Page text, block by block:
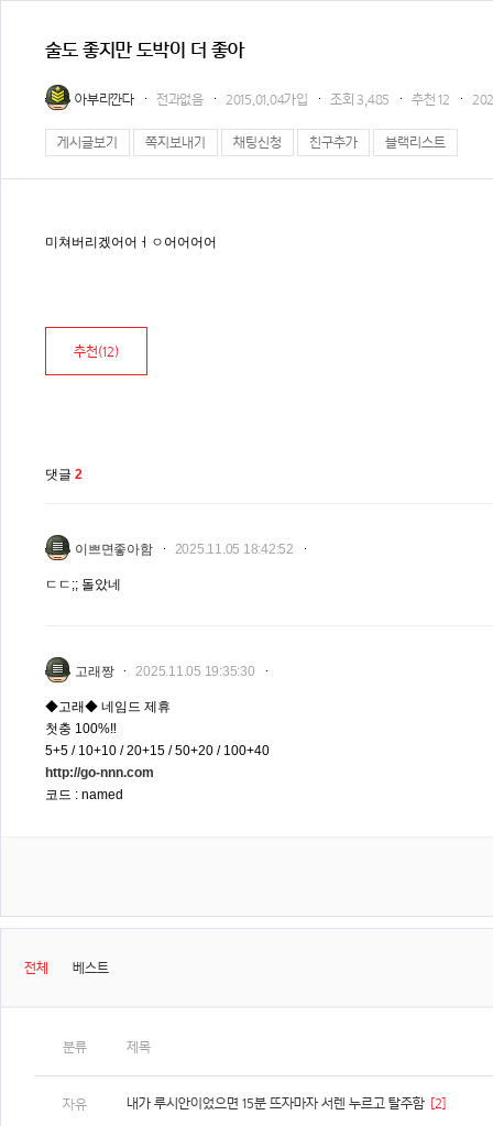
술도 좋지만 도박이 더 좋아
아부리깐다 전과없음 2015.01.04가입 조회3,485 추천12
게시글보기 쪽지보내기 채팅신청 친구추가 블랙리스트
미쳐버리겠어어ㅓㅇ어어어어
추천(12)
댓글 2
이쁘면좋아함 2025.11.05 18:42:52
ㄷㄷ;; 돌았네
고래짱 2025.11.05 19:35:30
◆고래◆ 네임드 제휴
첫충 100%‼️
5+5 / 10+10 / 20+15 / 50+20 / 100+40
http://go-nnn.com
코드 : named
전체 베스트
분류 제목
자유 내가 루시안이었으면 15분 뜨자마자 서렌 누르고 탈주함 [2]